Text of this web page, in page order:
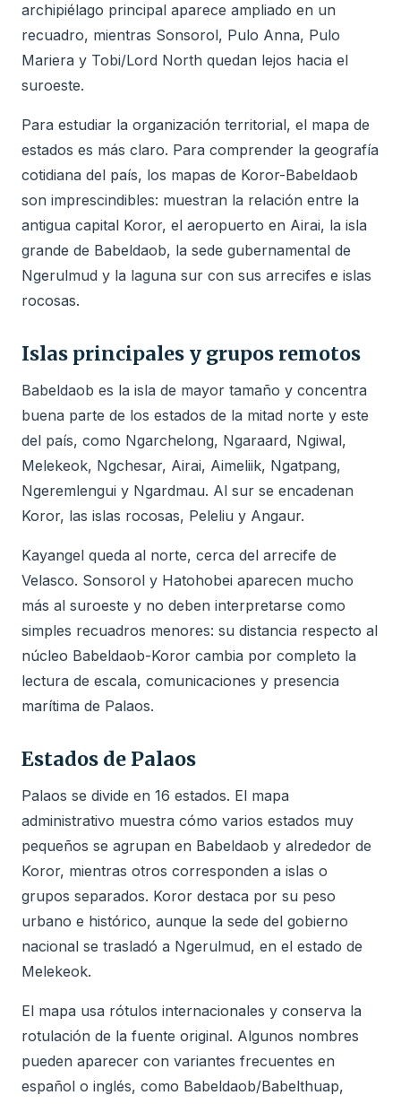
archipiélago principal aparece ampliado en un
recuadro, mientras Sonsorol, Pulo Anna, Pulo
Mariera y Tobi/Lord North quedan lejos hacia el
suroeste.
Para estudiar la organización territorial, el mapa de
estados es más claro. Para comprender la geografía
cotidiana del país, los mapas de Koror-Babeldaob
son imprescindibles: muestran la relación entre la
antigua capital Koror, el aeropuerto en Airai, la isla
grande de Babeldaob, la sede gubernamental de
Ngerulmud y la laguna sur con sus arrecifes e islas
rocosas.
Islas principales y grupos remotos
Babeldaob es la isla de mayor tamaño y concentra
buena parte de los estados de la mitad norte y este
del país, como Ngarchelong, Ngaraard, Ngiwal,
Melekeok, Ngchesar, Airai, Aimeliik, Ngatpang,
Ngeremlengui y Ngardmau. Al sur se encadenan
Koror, las islas rocosas, Peleliu y Angaur.
Kayangel queda al norte, cerca del arrecife de
Velasco. Sonsorol y Hatohobei aparecen mucho
más al suroeste y no deben interpretarse como
simples recuadros menores: su distancia respecto al
núcleo Babeldaob-Koror cambia por completo la
lectura de escala, comunicaciones y presencia
marítima de Palaos.
Estados de Palaos
Palaos se divide en 16 estados. El mapa
administrativo muestra cómo varios estados muy
pequeños se agrupan en Babeldaob y alrededor de
Koror, mientras otros corresponden a islas o
grupos separados. Koror destaca por su peso
urbano e histórico, aunque la sede del gobierno
nacional se trasladó a Ngerulmud, en el estado de
Melekeok.
El mapa usa rótulos internacionales y conserva la
rotulación de la fuente original. Algunos nombres
pueden aparecer con variantes frecuentes en
español o inglés, como Babeldaob/Babelthuap,